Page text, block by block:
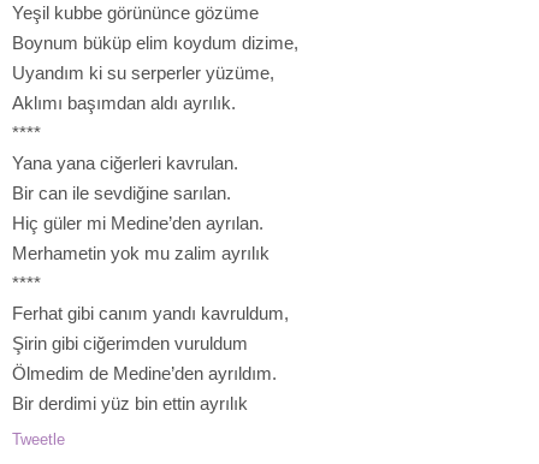
Yeşil kubbe görününce gözüme
Boynum büküp elim koydum dizime,
Uyandım ki su serperler yüzüme,
Aklımı başımdan aldı ayrılık.
****
Yana yana ciğerleri kavrulan.
Bir can ile sevdiğine sarılan.
Hiç güler mi Medine’den ayrılan.
Merhametin yok mu zalim ayrılık
****
Ferhat gibi canım yandı kavruldum,
Şirin gibi ciğerimden vuruldum
Ölmedim de Medine’den ayrıldım.
Bir derdimi yüz bin ettin ayrılık
Tweetle